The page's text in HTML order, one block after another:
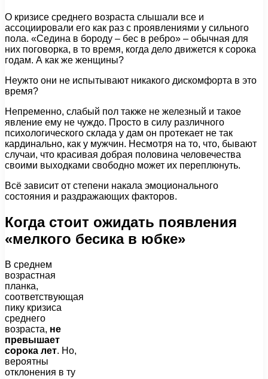
О кризисе среднего возраста слышали все и
ассоциировали его как раз с проявлениями у сильного
пола. «Седина в бороду – бес в ребро» – обычная для
них поговорка, в то время, когда дело движется к сорока
годам. А как же женщины?
Неужто они не испытывают никакого дискомфорта в это
время?
Непременно, слабый пол также не железный и такое
явление ему не чуждо. Просто в силу различного
психологического склада у дам он протекает не так
кардинально, как у мужчин. Несмотря на то, что, бывают
случаи, что красивая добрая половина человечества
своими выходками свободно может их переплюнуть.
Всё зависит от степени накала эмоционального
состояния и раздражающих факторов.
Когда стоит ожидать появления
«мелкого бесика в юбке»
В среднем
возрастная
планка,
соответствующая
пику кризиса
среднего
возраста, не
превышает
сорока лет. Но,
вероятны
отклонения в ту